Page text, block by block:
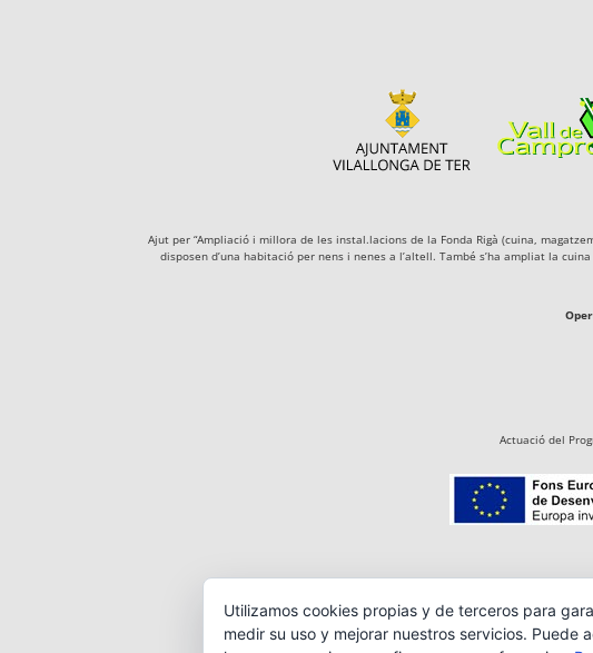
Ajut per “Ampliació i millora de les instal.lacions de la Fonda Rigà (cuina,
disposen d’una habitació per nens i nenes a l’altell. També s’ha ampliat la
Actuació del
Utilizamos cookies propias y de terceros para
medir su uso y mejorar nuestros servicios. Puede